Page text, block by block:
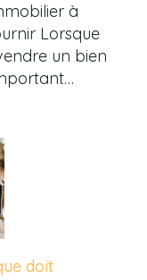
à
Lorsque
un bien
doit